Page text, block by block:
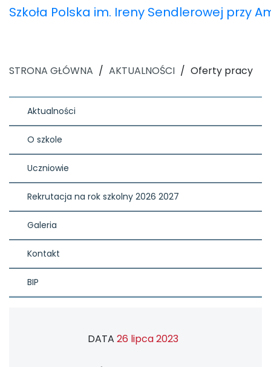
Szkoła Polska im. Ireny Sendlerowej przy
STRONA GŁÓWNA / AKTUALNOŚCI / Oferty pracy
Aktualności
O szkole
Uczniowie
Rekrutacja na rok szkolny 2026 2027
Galeria
Kontakt
BIP
DATA 26 lipca 2023